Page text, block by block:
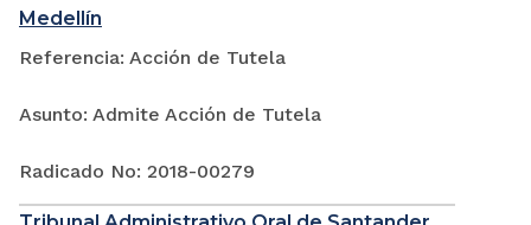
Medellín
Referencia: Acción de Tutela
Asunto: Admite Acción de Tutela
Radicado No: 2018-00279